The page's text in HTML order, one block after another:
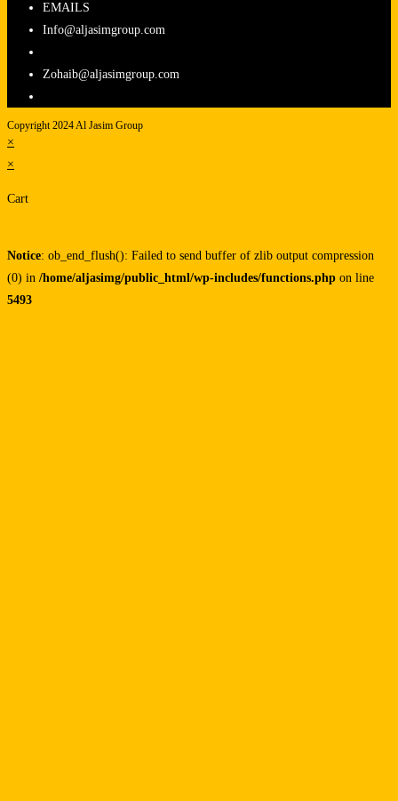
EMAILS
Info@aljasimgroup.com
Zohaib@aljasimgroup.com
Copyright 2024 Al Jasim Group
×
×
Cart
Notice: ob_end_flush(): Failed to send buffer of zlib output compression
(0) in /home/aljasimg/public_html/wp-includes/functions.php on line
5493